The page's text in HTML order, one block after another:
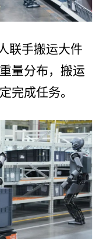
联手搬运大件
量分布，搬运
完成任务。